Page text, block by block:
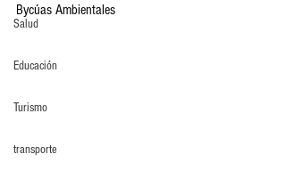
Salud
Educación
Turismo
transporte
Bycúas Ambientales